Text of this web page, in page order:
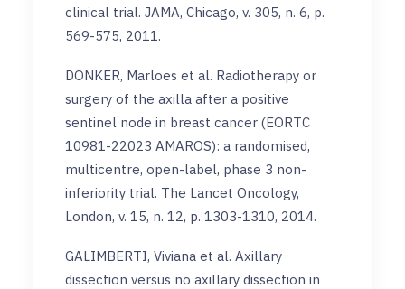
clinical trial. JAMA, Chicago, v. 305, n. 6, p.
569-575, 2011.
DONKER, Marloes et al. Radiotherapy or
surgery of the axilla after a positive
sentinel node in breast cancer (EORTC
10981-22023 AMAROS): a randomised,
multicentre, open-label, phase 3 non-
inferiority trial. The Lancet Oncology,
London, v. 15, n. 12, p. 1303-1310, 2014.
GALIMBERTI, Viviana et al. Axillary
dissection versus no axillary dissection in